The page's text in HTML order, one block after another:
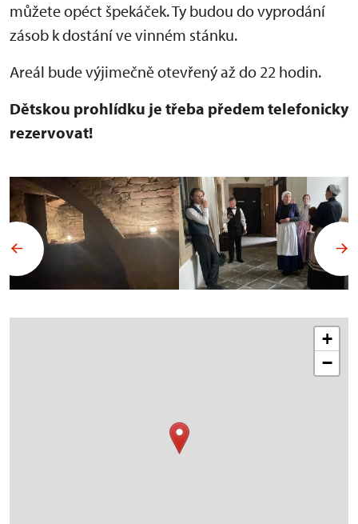
můžete opéct špekáček. Ty budou do vyprodání
zásob k dostání ve vinném stánku.
Areál bude výjimečně otevřený až do 22 hodin.
Dětskou prohlídku je třeba předem telefonicky
rezervovat!
+
−